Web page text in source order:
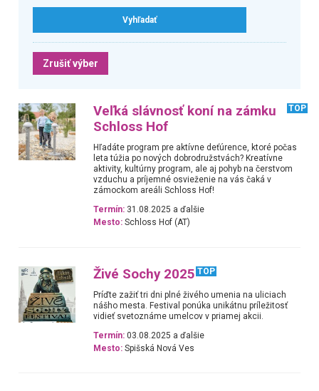
Zrušiť výber
Veľká slávnosť koní na zámku
Schloss Hof
TOP
Hľadáte program pre aktívne deťúrence, ktoré počas
leta túžia po nových dobrodružstvách? Kreatívne
aktivity, kultúrny program, ale aj pohyb na čerstvom
vzduchu a príjemné osvieženie na vás čaká v
zámockom areáli Schloss Hof!
Termín: 31.08.2025 a ďalšie
Mesto: Schloss Hof (AT)
Živé Sochy 2025 TOP
Príďte zažiť tri dni plné živého umenia na uliciach
nášho mesta. Festival ponúka unikátnu príležitosť
vidieť svetoznáme umelcov v priamej akcii.
Termín: 03.08.2025 a ďalšie
Mesto: Spišská Nová Ves